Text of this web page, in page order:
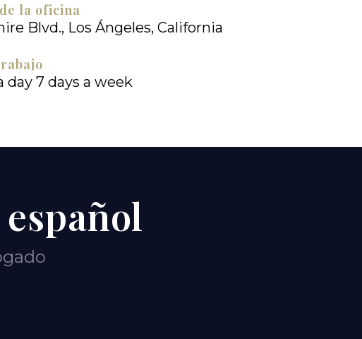
la oficina
Blvd., Los Ángeles, California
day 7 days a week